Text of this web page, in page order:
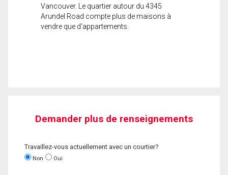
Vancouver. Le quartier autour du 4345
Arundel Road compte plus de maisons à
vendre que d'appartements.
Demander plus de renseignements
Travaillez-vous actuellement avec un courtier?
Non Oui